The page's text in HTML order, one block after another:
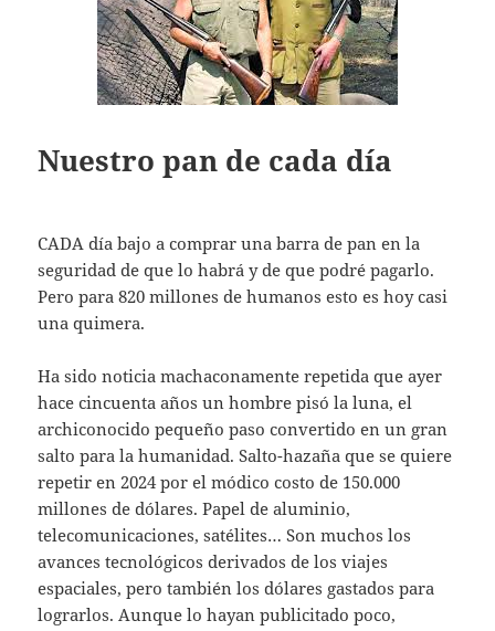
Nuestro pan de cada día
CADA día bajo a comprar una barra de pan en la
seguridad de que lo habrá y de que podré pagarlo.
Pero para 820 millones de humanos esto es hoy casi
una quimera.
Ha sido noticia machaconamente repetida que ayer
hace cincuenta años un hombre pisó la luna, el
archiconocido pequeño paso convertido en un gran
salto para la humanidad. Salto-hazaña que se quiere
repetir en 2024 por el módico costo de 150.000
millones de dólares. Papel de aluminio,
telecomunicaciones, satélites… Son muchos los
avances tecnológicos derivados de los viajes
espaciales, pero también los dólares gastados para
lograrlos. Aunque lo hayan publicitado poco,